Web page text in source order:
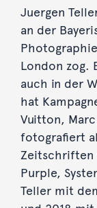
Juergen
an der
London zog.
auch in der
hat
Vuitton,
fotografiert
Zeitschriften
Purple,
Teller mit